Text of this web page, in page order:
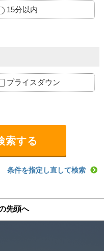
15分以内
プライスダウン
条件を指定し直して検索
先頭へ